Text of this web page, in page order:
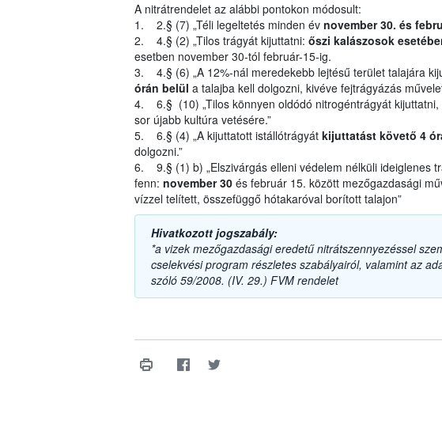
A nitrátrendelet az alábbi pontokon módosult:
1. 2.§ (7) „Téli legeltetés minden év november 30. és
2. 4.§ (2) „Tilos trágyát kijuttatni: őszi kalászosok
esetben november 30-tól február-15-ig.
3. 4.§ (6) „A 12%-nál meredekebb lejtésű terület talajára
órán belül a talajba kell dolgozni, kivéve fejtrágyázás
4. 6.§ (10) „Tilos könnyen oldódó nitrogéntrágyát
sor újabb kultúra vetésére.”
5. 6.§ (4) „A kijuttatott istállótrágyát kijuttatást követő 4
dolgozni.”
6. 9.§ (1) b) „Elszivárgás elleni védelem nélküli ideiglenes
fenn: november 30 és február 15. között mezőgazdasági
vízzel telített, összefüggő hótakaróval borított talajon”
Hivatkozott jogszabály:
*a vizek mezőgazdasági eredetű nitrátszennyezéssel
cselekvési program részletes szabályairól, valamint az
szóló 59/2008. (IV. 29.) FVM rendelet